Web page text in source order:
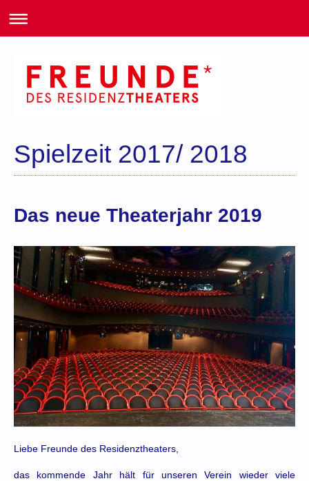
Spielzeit 2017/ 2018
Das neue Theaterjahr 2019
Liebe Freunde des Residenztheaters,
das kommende Jahr hält für unseren Verein wieder viele